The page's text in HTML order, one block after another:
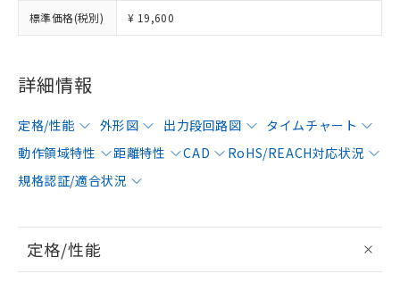
標準価格(税別) ¥ 19,600
詳細情報
定格/性能 外形図 出力段回路図
タイムチャート
動作領域特性
距離特性 CAD
RoHS/REACH対応状況
規格認証/適合状況
定格/性能